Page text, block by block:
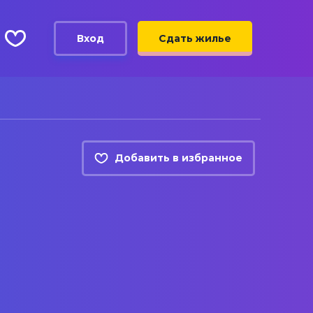
Вход Сдать жилье
Добавить в избранное